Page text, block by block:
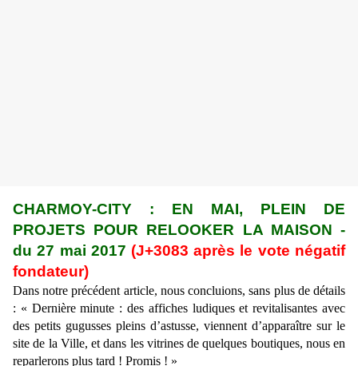
CHARMOY-CITY : EN MAI, PLEIN DE
PROJETS POUR RELOOKER LA MAISON -
du 27 mai 2017 (J+3083 après le vote négatif
fondateur)
Dans notre précédent article, nous concluions, sans plus de détails
: « Dernière minute : des affiches ludiques et revitalisantes avec
des petits gugusses pleins d’astusse, viennent d’apparaître sur le
site de la Ville, et dans les vitrines de quelques boutiques, nous en
reparlerons plus tard ! Promis ! »